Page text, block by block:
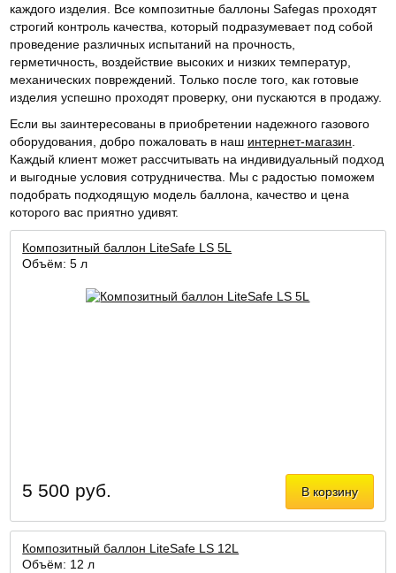
каждого изделия. Все композитные баллоны Safegas проходят
строгий контроль качества, который подразумевает под собой
проведение различных испытаний на прочность,
герметичность, воздействие высоких и низких температур,
механических повреждений. Только после того, как готовые
изделия успешно проходят проверку, они пускаются в продажу.
Если вы заинтересованы в приобретении надежного газового
оборудования, добро пожаловать в наш интернет-магазин
Каждый клиент может рассчитывать на индивидуальный подход
и выгодные условия сотрудничества. Мы с радостью поможем
подобрать подходящую модель баллона, качество и цена
которого вас приятно удивят.
Композитный баллон LiteSafe LS 5L
Объём: 5 л
В корзину
5 500 руб.
Композитный баллон LiteSafe LS 12L
Объём: 12 л